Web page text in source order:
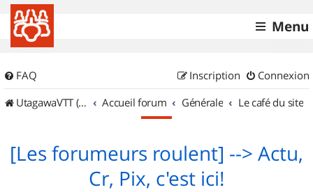
Menu
FAQ Connexion
Inscription
UtagawaVTT (Randos VTT et VTTAE avec traces GPS)
Accueil forum Générale Le café du site
[Les forumeurs roulent] --> Actu,
Cr, Pix, c'est ici!